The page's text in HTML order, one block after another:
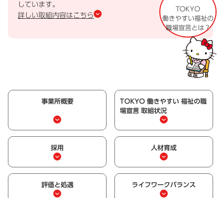
しています。
詳しい取組内容はこちら
TOKYO
働きやすい福祉の
職場宣言とは？
事業所概要
TOKYO 働きやすい 福祉の職
場宣言 取組状況
採用 人材育成
評価と処遇 ライフワークバランス